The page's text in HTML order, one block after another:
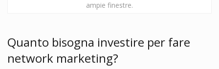
ampie finestre.
Quanto bisogna investire per fare
network marketing?